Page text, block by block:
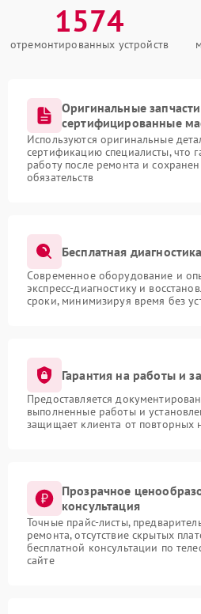
1574
отремонтированных устройств
Оригинальные
сертифицированные
Используются оригинальные
сертификацию специалисты, что
работу после ремонта и
обязательств
Бесплатная
Современное оборудование и
экспресс-диагностику и
сроки, минимизируя время без
Гарантия на работы и
Предоставляется
выполненные работы и
защищает клиента от повторных
Прозрачное
консультация
Точные прайс-листы,
ремонта, отсутствие скрытых
бесплатной консультации по
сайте